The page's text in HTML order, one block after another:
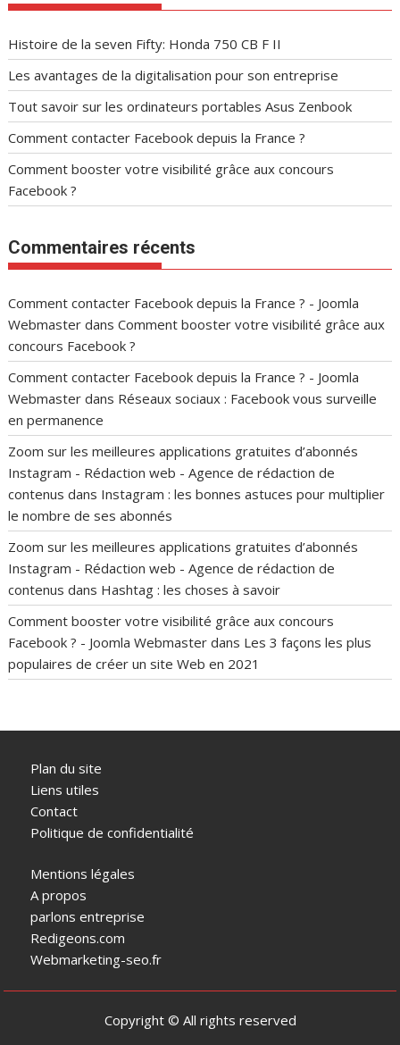
Histoire de la seven Fifty: Honda 750 CB F II
Les avantages de la digitalisation pour son entreprise
Tout savoir sur les ordinateurs portables Asus Zenbook
Comment contacter Facebook depuis la France ?
Comment booster votre visibilité grâce aux concours
Facebook ?
Commentaires récents
Comment contacter Facebook depuis la France ? - Joomla
Webmaster dansComment booster votre visibilité grâce aux
concours Facebook ?
Comment contacter Facebook depuis la France ? - Joomla
Webmaster dans Réseaux sociaux : Facebook vous surveille
en permanence
Zoom sur les meilleures applications gratuites d’abonnés
Instagram - Rédaction web - Agence de rédaction de
contenus dans Instagram : les bonnes astuces pour multiplier
le nombre de ses abonnés
Zoom sur les meilleures applications gratuites d’abonnés
Instagram - Rédaction web - Agence de rédaction de
contenus dans Hashtag : les choses à savoir
Comment booster votre visibilité grâce aux concours
Facebook ? - Joomla Webmaster dans Les 3 façons les plus
populaires de créer un site Web en 2021
Plan du site
Liens utiles
Contact
Politique de confidentialité
Mentions légales
A propos
parlons entreprise
Redigeons.com
Webmarketing-seo.fr
Copyright © All rights reserved